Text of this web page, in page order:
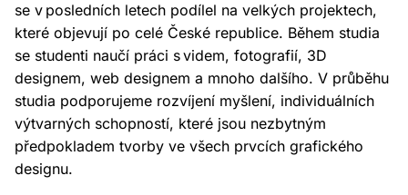
se v posledních letech podílel na velkých projektech,
které objevují po celé České republice. Během studia
se studenti naučí práci s videm, fotografií, 3D
designem, web designem a mnoho dalšího. V průběhu
studia podporujeme rozvíjení myšlení, individuálních
výtvarných schopností, které jsou nezbytným
předpokladem tvorby ve všech prvcích grafického
designu.